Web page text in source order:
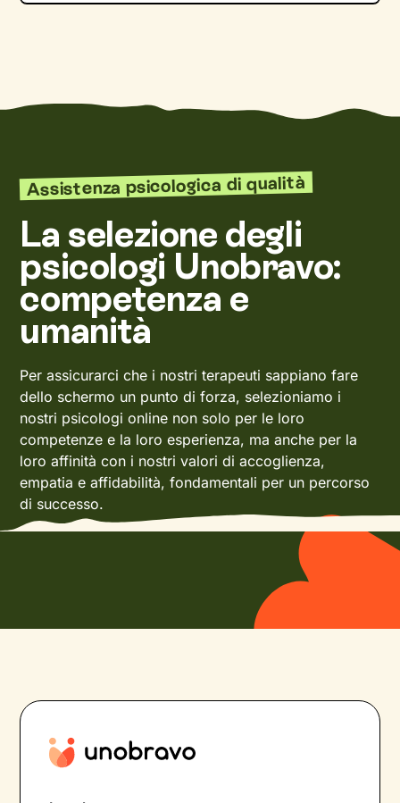
Assistenza psicologica di qualità
La selezione degli
psicologi Unobravo:
competenza e
umanità
Per assicurarci che i nostri terapeuti sappiano fare
dello schermo un punto di forza, selezioniamo i
nostri psicologi online non solo per le loro
competenze e la loro esperienza, ma anche per la
loro affinità con i nostri valori di accoglienza,
empatia e affidabilità, fondamentali per un percorso
di successo.